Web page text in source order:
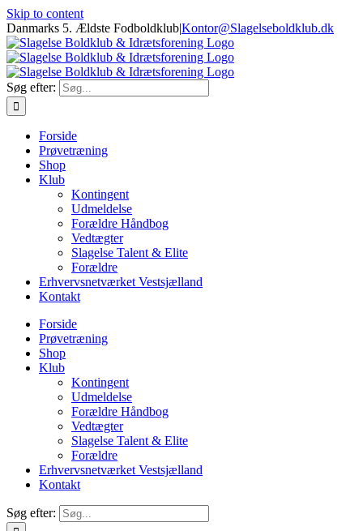
Skip to content
Danmarks 5. Ældste Fodboldklub|Kontor@Slagelseboldklub.dk
Søg efter:
Forside
Prøvetræning
Shop
Klub
Kontingent
Udmeldelse
Forældre Håndbog
Vedtægter
Slagelse Talent & Elite
Forældre
Erhvervsnetværket Vestsjælland
Kontakt
Forside
Prøvetræning
Shop
Klub
Kontingent
Udmeldelse
Forældre Håndbog
Vedtægter
Slagelse Talent & Elite
Forældre
Erhvervsnetværket Vestsjælland
Kontakt
Søg efter: